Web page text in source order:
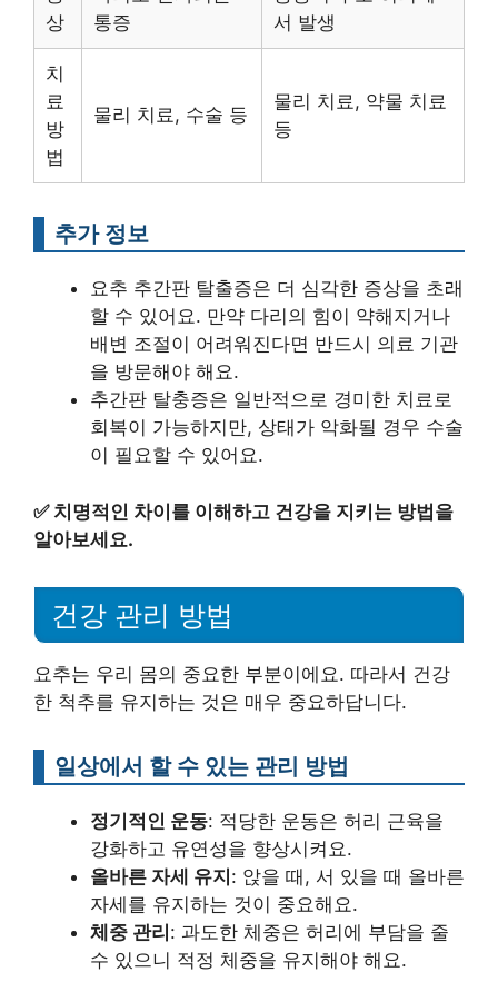
상
통증
서 발생
치
료
방
법
물리 치료, 수술 등
물리 치료, 약물 치료
등
추가 정보
요추 추간판 탈출증은 더 심각한 증상을 초래
할 수 있어요. 만약 다리의 힘이 약해지거나
배변 조절이 어려워진다면 반드시 의료 기관
을 방문해야 해요.
추간판 탈충증은 일반적으로 경미한 치료로
회복이 가능하지만, 상태가 악화될 경우 수술
이 필요할 수 있어요.
✅ 치명적인 차이를 이해하고 건강을 지키는 방법을
알아보세요.
건강 관리 방법
요추는 우리 몸의 중요한 부분이에요. 따라서 건강
한 척추를 유지하는 것은 매우 중요하답니다.
일상에서 할 수 있는 관리 방법
정기적인 운동: 적당한 운동은 허리 근육을
강화하고 유연성을 향상시켜요.
올바른 자세 유지: 앉을 때, 서 있을 때 올바른
자세를 유지하는 것이 중요해요.
체중 관리: 과도한 체중은 허리에 부담을 줄
수 있으니 적정 체중을 유지해야 해요.